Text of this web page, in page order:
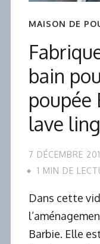
MAISON DE
bain
poupée
lave
7 DÉCEMBRE
1 MIN DE
Dans cette
Barbie. Elle